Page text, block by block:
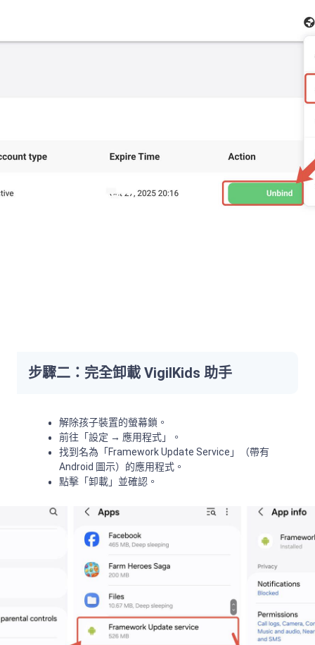
步驟二：完全卸載 VigilKids 助手
解除孩子裝置的螢幕鎖。
前往「設定 → 應用程式」。
找到名為「Framework Update Service」（帶有
Android 圖示）的應用程式。
點擊「卸載」並確認。